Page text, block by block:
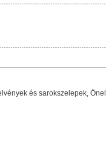
és sarokszelepek,